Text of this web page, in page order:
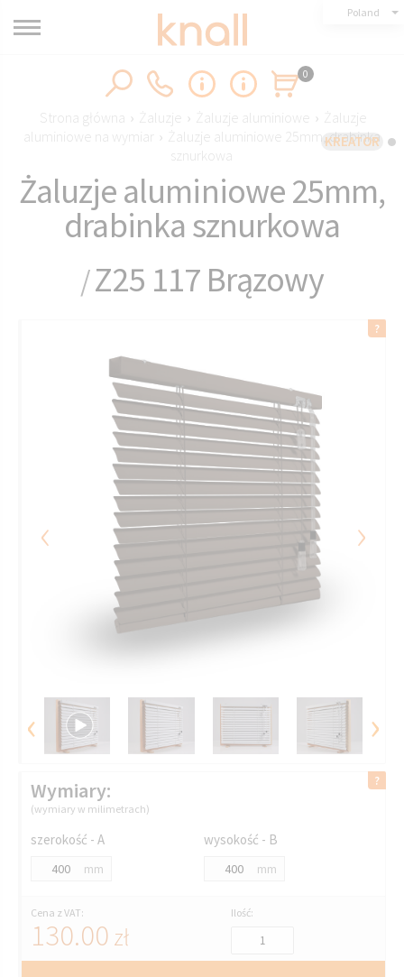
KREATOR
Poland
0
Strona główna › Żaluzje › Żaluzje aluminiowe › Żaluzje
aluminiowe na wymiar › Żaluzje aluminiowe 25mm, drabinka
sznurkowa
Żaluzje aluminiowe 25mm,
drabinka sznurkowa
/Z25 117 Brązowy
‹ ›
‹ ›
Wymiary:
(wymiary w milimetrach)
szerokość - A
mm
wysokość - B
mm
Cena z VAT:
130.00 zł
Ilość: